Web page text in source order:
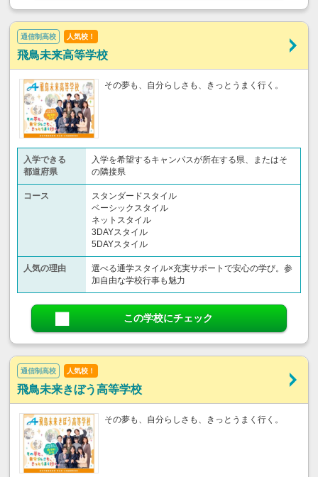
通信制高校 人気校！
飛鳥未来高等学校
その夢も、自分らしさも、きっとうまく行く。
入学できる
都道府県
入学を希望するキャンパスが所在する県、またはそ
の隣接県
コース
スタンダードスタイル
ベーシックスタイル
ネットスタイル
3DAYスタイル
5DAYスタイル
人気の理由
選べる通学スタイル×充実サポートで安心の学び。参
加自由な学校行事も魅力
この学校にチェック
通信制高校 人気校！
飛鳥未来きぼう高等学校
その夢も、自分らしさも、きっとうまく行く。